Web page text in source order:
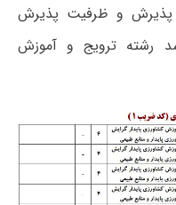
پذیرش و ظرفیت پذیرش
رشته ترویج و آموزش